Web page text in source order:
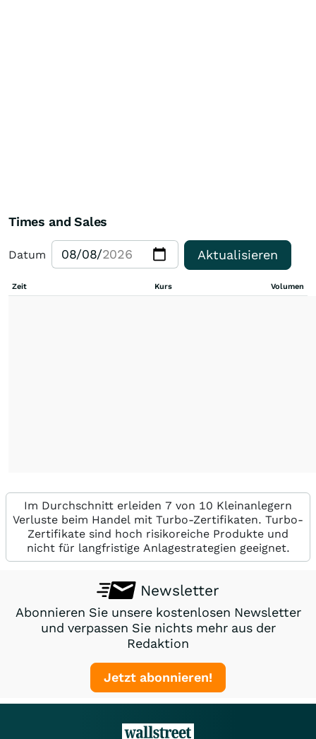
Times and Sales
Datum Aktualisieren
Zeit Kurs Volumen
Im Durchschnitt erleiden 7 von 10 Kleinanlegern
Verluste beim Handel mit Turbo-Zertifikaten. Turbo-
Zertifikate sind hoch risikoreiche Produkte und
nicht für langfristige Anlagestrategien geeignet.
Newsletter
Abonnieren Sie unsere kostenlosen Newsletter
und verpassen Sie nichts mehr aus der
Redaktion
Jetzt abonnieren!